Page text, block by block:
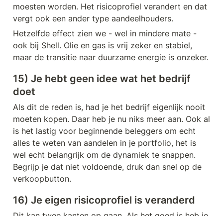
moesten worden. Het risicoprofiel verandert en dat
vergt ook een ander type aandeelhouders.
Hetzelfde effect zien we - wel in mindere mate -
ook bij Shell. Olie en gas is vrij zeker en stabiel,
maar de transitie naar duurzame energie is onzeker.
15) Je hebt geen idee wat het bedrijf
doet
Als dit de reden is, had je het bedrijf eigenlijk nooit
moeten kopen. Daar heb je nu niks meer aan. Ook al
is het lastig voor beginnende beleggers om echt
alles te weten van aandelen in je portfolio, het is
wel echt belangrijk om de dynamiek te snappen.
Begrijp je dat niet voldoende, druk dan snel op de
verkoopbutton.
16) Je eigen risicoprofiel is veranderd